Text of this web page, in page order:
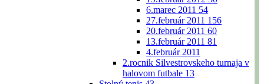
6.marec 2011 54
27.február 2011 156
20.február 2011 60
13.február 2011 81
4.február 2011
2.rocnik Silvestrovskeho turnaja v
halovom futbale 13